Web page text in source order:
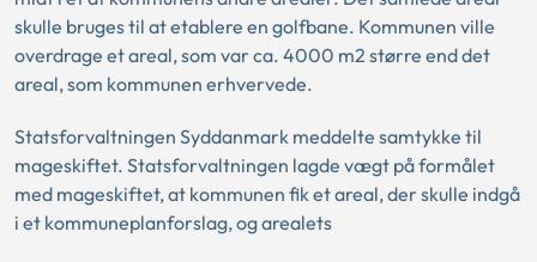
skulle bruges til at etablere en golfbane. Kommunen ville
overdrage et areal, som var ca. 4000 m2 større end det
areal, som kommunen erhvervede.
Statsforvaltningen Syddanmark meddelte samtykke til
mageskiftet. Statsforvaltningen lagde vægt på formålet
med mageskiftet, at kommunen fik et areal, der skulle indgå
i et kommuneplanforslag, og arealets